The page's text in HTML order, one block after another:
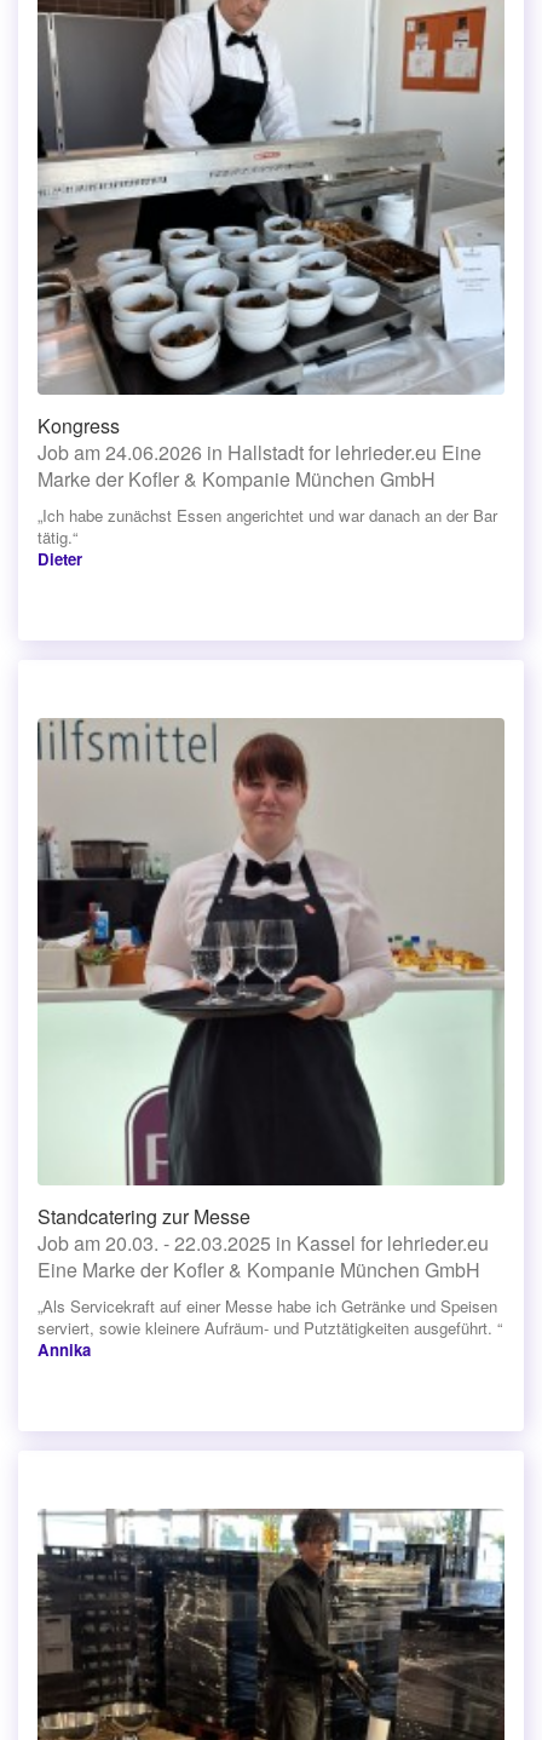
Kongress
Job am 24.06.2026 in Hallstadt for lehrieder.eu Eine
Marke der Kofler & Kompanie München GmbH
„Ich habe zunächst Essen angerichtet und war danach an der Bar
tätig.“
Dieter
Standcatering zur Messe
Job am 20.03. - 22.03.2025 in Kassel for lehrieder.eu
Eine Marke der Kofler & Kompanie München GmbH
„Als Servicekraft auf einer Messe habe ich Getränke und Speisen
serviert, sowie kleinere Aufräum- und Putztätigkeiten ausgeführt. “
Annika